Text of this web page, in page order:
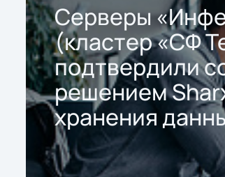
Серверы
(кластер «СФ
подтвердили
решением
хранения